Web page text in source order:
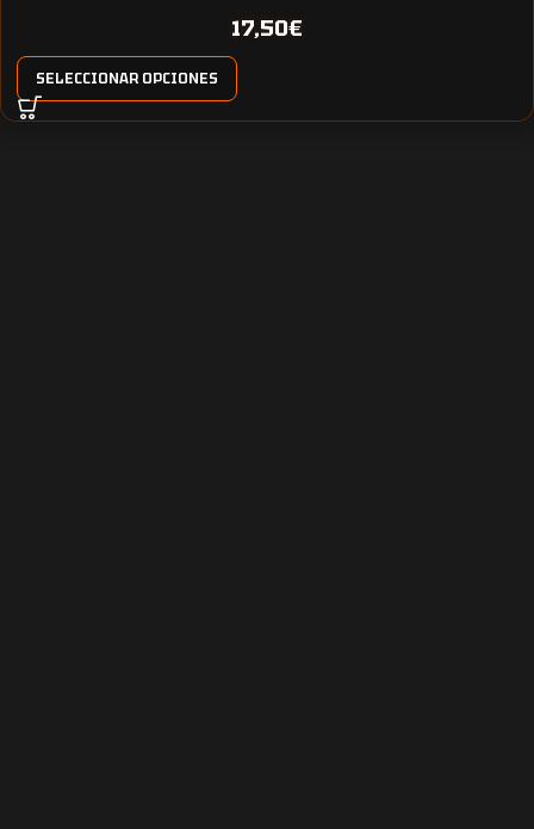
17,50€
SELECCIONAR OPCIONES